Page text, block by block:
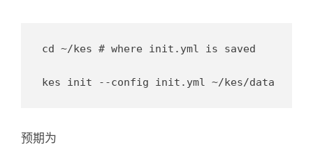
cd ~/kes # where init.yml is saved
预期为